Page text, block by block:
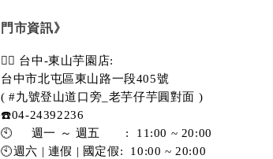
門市資訊》
💁‍♀️ 台中-東山芋園店:
台中市北屯區東山路一段405號
( #九號登山道口旁_老芋仔芋圓對面 )
☎️04-24392236
🕙     週一 ～ 週五       :  11:00 ~ 20:00
🕙週六 | 連假 | 國定假:  10:00 ~ 20:00